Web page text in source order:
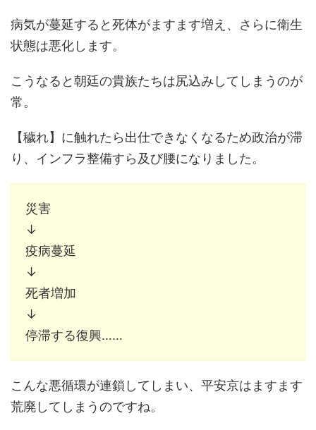
病気が蔓延すると死体がますます増え、さらに衛生
状態は悪化します。
こうなると朝廷の貴族たちは尻込みしてしまうのが
常。
【穢れ】に触れたら出仕できなくなるため政治が滞
り、インフラ整備すら及び腰になりました。
災害
↓
疫病蔓延
↓
死者増加
↓
停滞する復興……
こんな悪循環が連鎖してしまい、平安京はますます
荒廃してしまうのですね。